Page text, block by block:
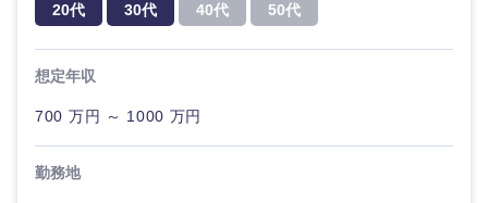
20代 30代 40代 50代
想定年収
700 万円 ～ 1000 万円
勤務地